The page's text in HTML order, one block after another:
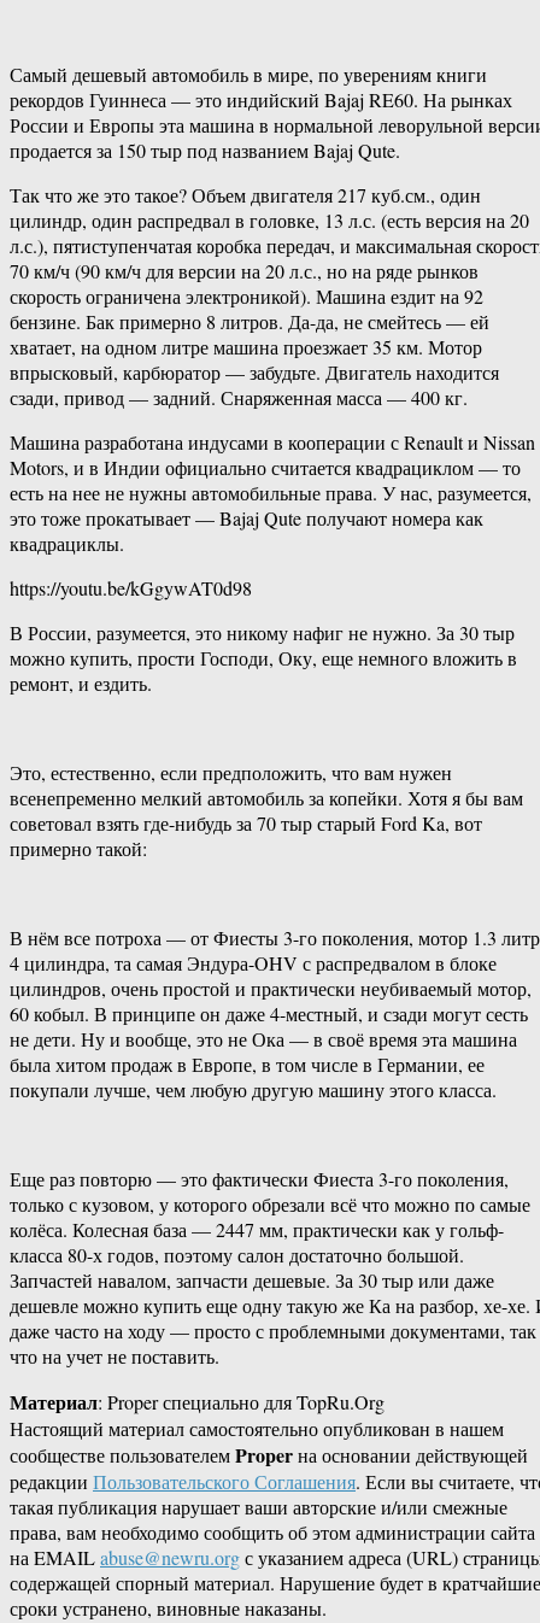
Самый дешевый автомобиль в мире, по уверениям книги
рекордов Гуиннеса — это индийский Bajaj RE60. На рынках
России и Европы эта машина в нормальной леворульной
продается за 150 тыр под названием Bajaj Qute.
Так что же это такое? Объем двигателя 217 куб.см., один
цилиндр, один распредвал в головке, 13 л.с. (есть версия на 20
л.с.), пятиступенчатая коробка передач, и максимальная
70 км/ч (90 км/ч для версии на 20 л.с., но на ряде рынков
скорость ограничена электроникой). Машина ездит на 92
бензине. Бак примерно 8 литров. Да-да, не смейтесь — ей
хватает, на одном литре машина проезжает 35 км. Мотор
впрысковый, карбюратор — забудьте. Двигатель находится
сзади, привод — задний. Снаряженная масса — 400 кг.
Машина разработана индусами в кооперации с Renault и Nissan
Motors, и в Индии официально считается квадрациклом — то
есть на нее не нужны автомобильные права. У нас, разумеется,
это тоже прокатывает — Bajaj Qute получают номера как
квадрациклы.
https://youtu.be/kGgywAT0d98
В России, разумеется, это никому нафиг не нужно. За 30 тыр
можно купить, прости Господи, Оку, еще немного вложить в
ремонт, и ездить.
Это, естественно, если предположить, что вам нужен
всенепременно мелкий автомобиль за копейки. Хотя я бы вам
советовал взять где-нибудь за 70 тыр старый Ford Ka, вот
примерно такой:
В нём все потроха — от Фиесты 3-го поколения, мотор 1.3
4 цилиндра, та самая Эндура-OHV с распредвалом в блоке
цилиндров, очень простой и практически неубиваемый мотор,
60 кобыл. В принципе он даже 4-местный, и сзади могут сесть
не дети. Ну и вообще, это не Ока — в своё время эта машина
была хитом продаж в Европе, в том числе в Германии, ее
покупали лучше, чем любую другую машину этого класса.
Еще раз повторю — это фактически Фиеста 3-го поколения,
только с кузовом, у которого обрезали всё что можно по самые
колёса. Колесная база — 2447 мм, практически как у гольф-
класса 80-х годов, поэтому салон достаточно большой.
Запчастей навалом, запчасти дешевые. За 30 тыр или даже
дешевле можно купить еще одну такую же Ка на разбор, хе-хе.
даже часто на ходу — просто с проблемными документами, так
что на учет не поставить.
Материал: Proper специально для TopRu.Org
Настоящий материал самостоятельно опубликован в нашем
сообществе пользователемProperна основании действующей
редакции Пользовательского Соглашения. Если вы считаете,
такая публикация нарушает ваши авторские и/или смежные
права, вам необходимо сообщить об этом администрации сайта
на EMAILabuse@newru.orgс указанием адреса (URL)
содержащей спорный материал. Нарушение будет в кратчайшие
сроки устранено, виновные наказаны.